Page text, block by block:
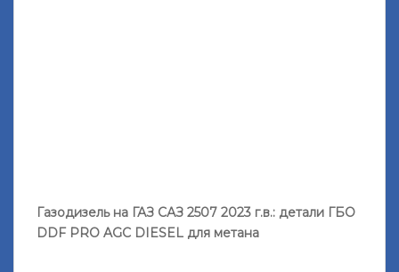
Газодизель на ГАЗ САЗ 2507 2023 г.в.: детали ГБО
DDF PRO AGС DIESEL для метана